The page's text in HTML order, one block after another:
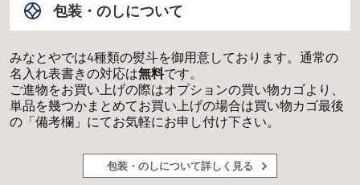
包装・のしについて
みなとやでは4種類の熨斗を御用意しております。通常の
名入れ表書きの対応は無料です。
ご進物をお買い上げの際はオプションの買い物カゴより、
単品を幾つかまとめてお買い上げの場合は買い物カゴ最後
の「備考欄」にてお気軽にお申し付け下さい。
包装・のしについて詳しく見る